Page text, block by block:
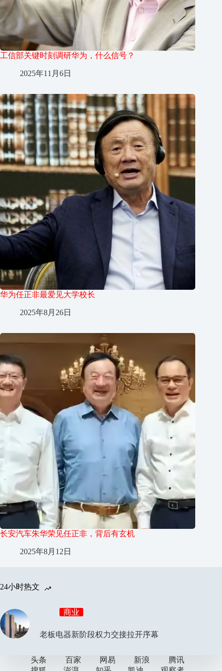
工信部关键时刻调研华为，什么信号？
2025年11月6日
华为任正非最爱见大学校长
2025年8月26日
长安汽车朱华荣见任正非，背后有玄机
2025年8月12日
24小时热文
商业
老板电器新阶段权力交接拉开序幕
头条 百家 网易 新浪
腾讯